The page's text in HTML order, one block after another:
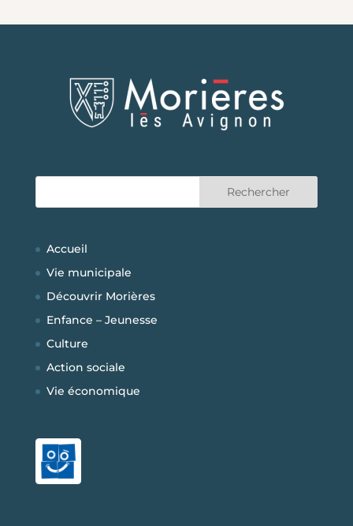
Accueil
Vie municipale
Découvrir Morières
Enfance – Jeunesse
Culture
Action sociale
Vie économique